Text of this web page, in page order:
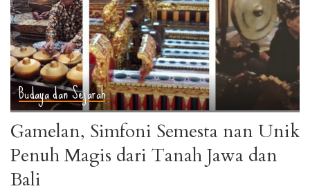
Budaya dan Sejarah
Gamelan, Simfoni Semesta nan Unik
Penuh Magis dari Tanah Jawa dan
Bali